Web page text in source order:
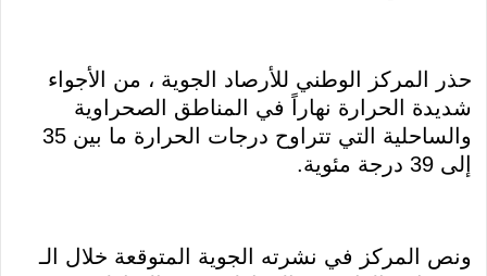
حذر المركز الوطني للأرصاد الجوية ، من الأجواء
شديدة الحرارة نهاراً في المناطق الصحراوية
والساحلية التي تتراوح درجات الحرارة ما بين 35
إلى 39 درجة مئوية.
ونص المركز في نشرته الجوية المتوقعة خلال الـ